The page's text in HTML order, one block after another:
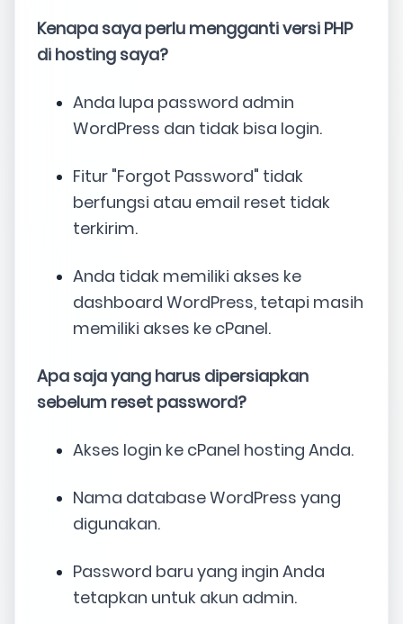
Kenapa saya perlu mengganti versi PHP
di hosting saya?
Anda lupa password admin
WordPress dan tidak bisa login.
Fitur "Forgot Password" tidak
berfungsi atau email reset tidak
terkirim.
Anda tidak memiliki akses ke
dashboard WordPress, tetapi masih
memiliki akses ke cPanel.
Apa saja yang harus dipersiapkan
sebelum reset password?
Akses login ke cPanel hosting Anda.
Nama database WordPress yang
digunakan.
Password baru yang ingin Anda
tetapkan untuk akun admin.